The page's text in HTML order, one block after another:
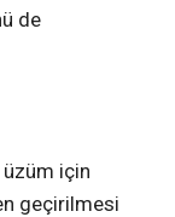
de
üzüm için
geçirilmesi